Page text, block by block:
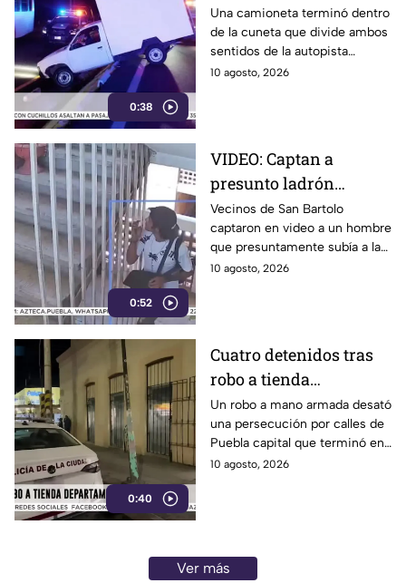
0:38
de la autopista
Texmelucan-Tlaxcala
Una camioneta terminó dentro
de la cuneta que divide ambos
sentidos de la autopista
Texmelucan-Tlaxcala, a la
10 agosto, 2026
0:52
VIDEO: Captan a
presunto ladrón
robando en azoteas de
San Bartolo, Puebla
Vecinos de San Bartolo
captaron en video a un hombre
que presuntamente subía a las
azoteas de los edificios para
10 agosto, 2026
0:40
Cuatro detenidos tras
robo a tienda
departamental en el
Centro de Puebla
Un robo a mano armada desató
una persecución por calles de
Puebla capital que terminó en
la zona de la China Poblana,
10 agosto, 2026
Ver más